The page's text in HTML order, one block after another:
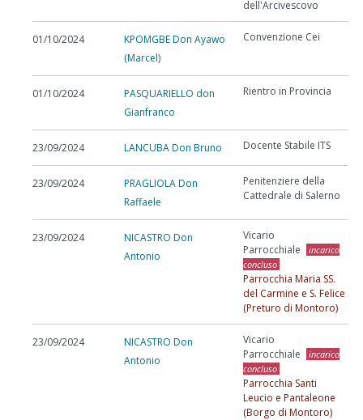
dell'Arcivescovo
01/10/2024
KPOMGBE Don Ayawo
(Marcel)
Convenzione Cei
01/10/2024
PASQUARIELLO don
Gianfranco
Rientro in Provincia
23/09/2024 LANCUBA Don Bruno Docente Stabile ITS
23/09/2024
PRAGLIOLA Don
Raffaele
Penitenziere della
Cattedrale di Salerno
23/09/2024
NICASTRO Don
Antonio
Vicario
Parrocchiale
incarico
concluso
Parrocchia Maria SS.
del Carmine e S. Felice
(Preturo di Montoro)
23/09/2024
NICASTRO Don
Antonio
Vicario
Parrocchiale
incarico
concluso
Parrocchia Santi
Leucio e Pantaleone
(Borgo di Montoro)